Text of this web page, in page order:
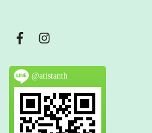
@atistanth